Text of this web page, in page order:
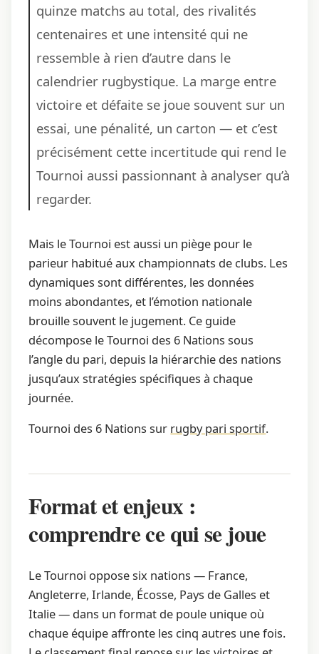
quinze matchs au total, des rivalités
centenaires et une intensité qui ne
ressemble à rien d’autre dans le
calendrier rugbystique. La marge entre
victoire et défaite se joue souvent sur un
essai, une pénalité, un carton — et c’est
précisément cette incertitude qui rend le
Tournoi aussi passionnant à analyser qu’à
regarder.
Mais le Tournoi est aussi un piège pour le
parieur habitué aux championnats de clubs. Les
dynamiques sont différentes, les données
moins abondantes, et l’émotion nationale
brouille souvent le jugement. Ce guide
décompose le Tournoi des 6 Nations sous
l’angle du pari, depuis la hiérarchie des nations
jusqu’aux stratégies spécifiques à chaque
journée.
Tournoi des 6 Nations sur rugby pari sportif.
Format et enjeux :
comprendre ce qui se joue
Le Tournoi oppose six nations — France,
Angleterre, Irlande, Écosse, Pays de Galles et
Italie — dans un format de poule unique où
chaque équipe affronte les cinq autres une fois.